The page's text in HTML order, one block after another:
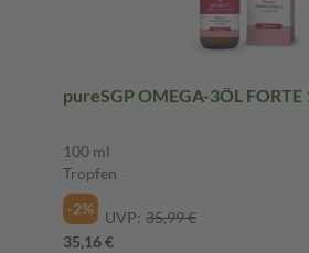
pureSGP OMEGA-3ÖL
100 ml
Tropfen
-2%
UVP: 35,99 €
35,16 €